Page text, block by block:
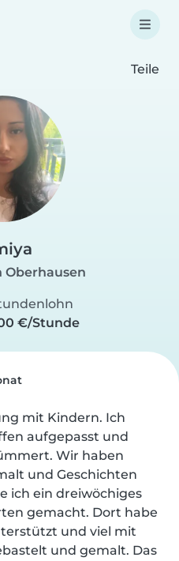
Teile
Oberhausen
€/Stunde
mit Kindern. Ich
aufgepasst und
Wir haben
und Geschichten
ich ein dreiwöchiges
gemacht. Dort habe
und viel mit
und gemalt. Das